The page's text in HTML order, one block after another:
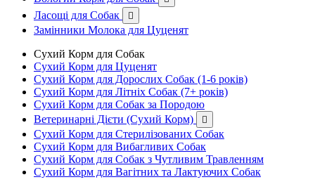
Ласощі для Собак 
Замінники Молока для Цуценят
Сухий Корм для Собак
Сухий Корм для Цуценят
Сухий Корм для Дорослих Собак (1-6 років)
Сухий Корм для Літніх Собак (7+ років)
Сухий Корм для Собак за Породою
Ветеринарні Дієти (Сухий Корм)

Сухий Корм для Стерилізованих Собак
Сухий Корм для Вибагливих Собак
Сухий Корм для Собак з Чутливим Травленням
Сухий Корм для Вагітних та Лактуючих Собак